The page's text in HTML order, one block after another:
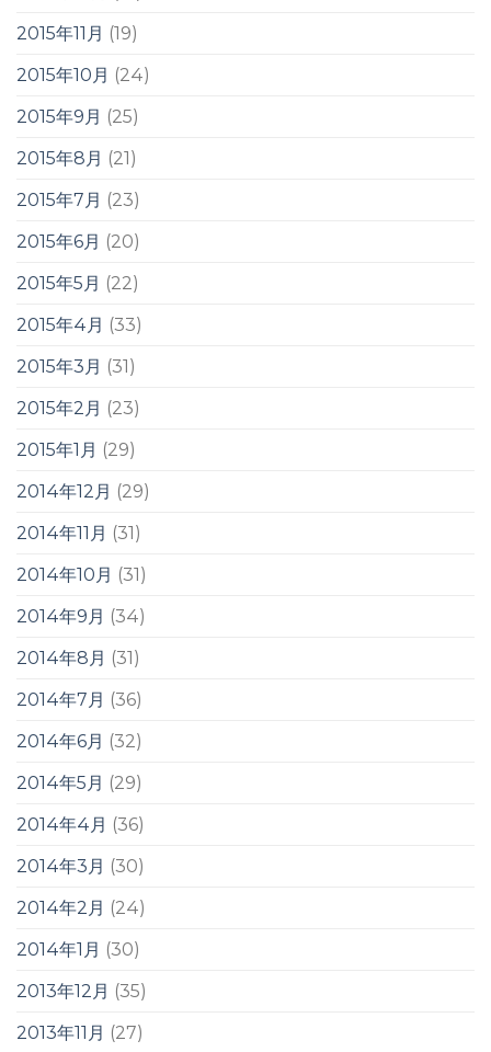
2015年11月 (19)
2015年10月 (24)
2015年9月 (25)
2015年8月 (21)
2015年7月 (23)
2015年6月 (20)
2015年5月 (22)
2015年4月 (33)
2015年3月 (31)
2015年2月 (23)
2015年1月 (29)
2014年12月 (29)
2014年11月 (31)
2014年10月 (31)
2014年9月 (34)
2014年8月 (31)
2014年7月 (36)
2014年6月 (32)
2014年5月 (29)
2014年4月 (36)
2014年3月 (30)
2014年2月 (24)
2014年1月 (30)
2013年12月 (35)
2013年11月 (27)